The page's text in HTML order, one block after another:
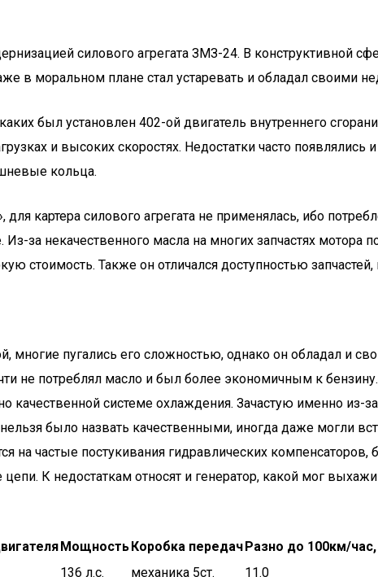
силового агрегата ЗМЗ-24. В
в моральном плане стал устаревать и обладал своими
был установлен 402-ой двигатель внутреннего
и высоких скоростях. Недостатки часто
кольца.
для картера силового агрегата не применялась, ибо
за некачественного масла на многих запчастях
стоимость. Также он отличался доступностью
многие пугались его сложностью, однако он обладал и
не потреблял масло и был более экономичным к
качественной системе охлаждения. Зачастую именно из-
было назвать качественными, иногда даже могли
на частые постукивания гидравлических
К недостаткам относят и генератор, какой мог
МощностьКоробка передачРазно до 100км/час,
136 л.с. механика 5ст. 11.0